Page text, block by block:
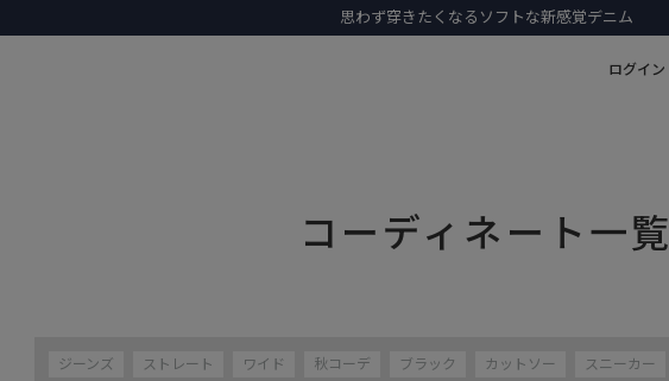
思わず穿きたくなるソフトな新感覚デニム
ログイン
コーディネート一覧
ジーンズ ストレート ワイド 秋コーデ ブラック カットソー スニーカー